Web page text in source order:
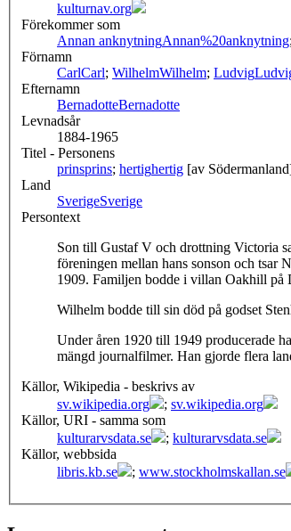
kulturnav.org
Förekommer som
Annan anknytningAnnan%20anknytning;
Förnamn
CarlCarl; WilhelmWilhelm; Ludvig
Efternamn
BernadotteBernadotte
Levnadsår
1884-1965
Titel - Personens
prinsprins; hertighertig [av
Land
SverigeSverige
Persontext
Son till Gustaf V och drottning Victoria
föreningen mellan hans sonson och tsar
1909. Familjen bodde i villan Oakhill på
Wilhelm bodde till sin död på godset
Under åren 1920 till 1949 producerade
mängd journalfilmer. Han gjorde flera
Källor, Wikipedia - beskrivs av
sv.wikipedia.org
; sv.wikipedia.org
Källor, URI - samma som
kulturarvsdata.se
; kulturarvsdata.se
Källor, webbsida
libris.kb.se
; www.stockholmskallan.se